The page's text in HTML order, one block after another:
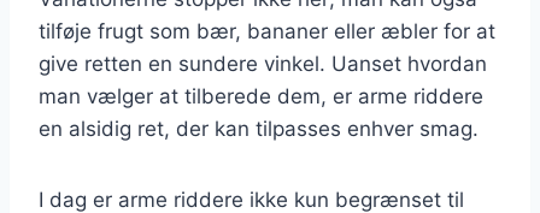
tilføje frugt som bær, bananer eller æbler for at
give retten en sundere vinkel. Uanset hvordan
man vælger at tilberede dem, er arme riddere
en alsidig ret, der kan tilpasses enhver smag.
I dag er arme riddere ikke kun begrænset til